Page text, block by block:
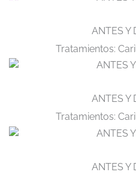
ANTES Y
Tratamientos:
ANTES Y
Tratamientos:
ANTES Y